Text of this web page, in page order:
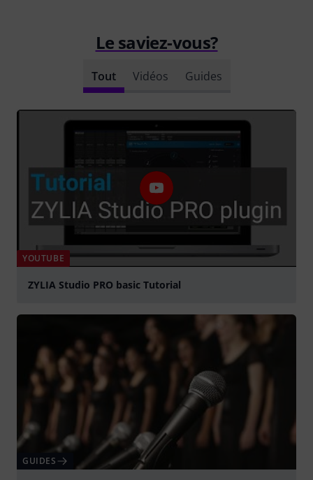
Le saviez-vous?
Tout Vidéos Guides
YOUTUBE
ZYLIA Studio PRO basic Tutorial
GUIDES